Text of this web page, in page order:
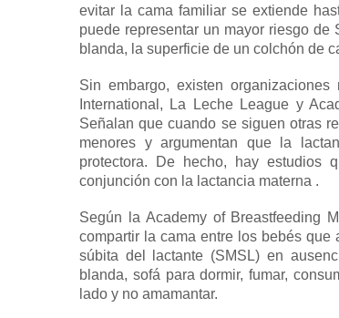
evitar la cama familiar se extiende
puede representar un mayor riesgo de
blanda, la superficie de un colchón de
Sin embargo, existen
International, La Leche League y
Señalan que cuando se siguen otras
menores y argumentan que la
protectora.
De hecho, hay estudios
conjunción con la lactancia materna .
Según la Academy of Breastfeeding
compartir la cama entre los bebés que
súbita del lactante (SMSL) en
blanda, sofá para dormir, fumar,
lado y no amamantar.